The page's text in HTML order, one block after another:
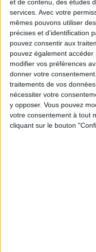
et de contenu, des études
services. Avec votre
mêmes pouvons utiliser
précises et d’identification
pouvez consentir aux
pouvez également
modifier vos préférences
donner votre consentement.
traitements de vos
nécessiter votre
y opposer. Vous pouvez
votre consentement à tout
cliquant sur le bouton
LES SPF 50 QUI